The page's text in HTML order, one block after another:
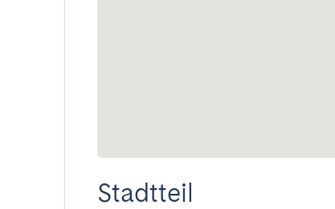
Stadtteil